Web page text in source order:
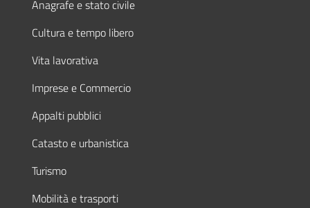
Anagrafe e stato civile
Cultura e tempo libero
Vita lavorativa
Imprese e Commercio
Appalti pubblici
Catasto e urbanistica
Turismo
Mobilità e trasporti